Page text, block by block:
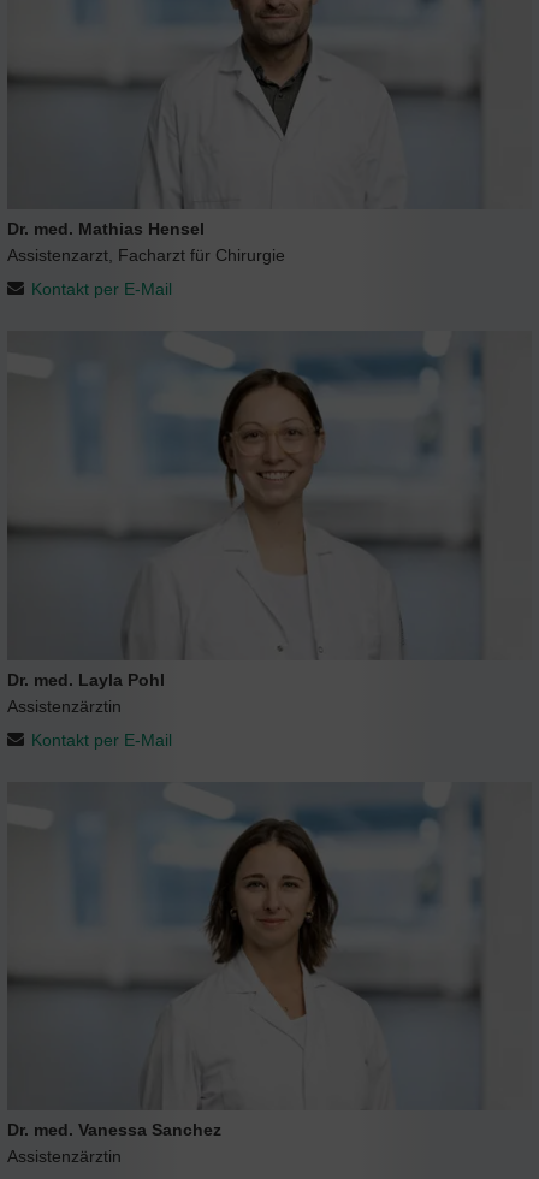
Dr. med. Mathias Hensel
Assistenzarzt, Facharzt für Chirurgie
Kontakt per E-Mail
Dr. med. Layla Pohl
Assistenzärztin
Kontakt per E-Mail
Dr. med. Vanessa Sanchez
Assistenzärztin